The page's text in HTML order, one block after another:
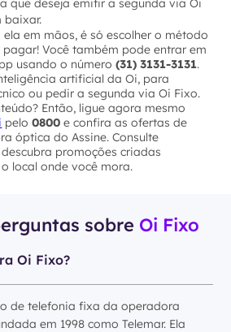
que deseja emitir a segunda via Oi
baixar.
em mãos, é só escolher o método
Você também pode entrar em
usando o número(31) 3131-3131.
artificial da Oi, para
ou pedir a segunda via Oi Fixo.
Então, ligue agora mesmo
pelo0800 e confira as ofertas de
óptica do Assine. Consulte
promoções criadas
local onde você mora.
sobre Oi Fixo
Oi Fixo?
de telefonia fixa da operadora
em 1998 como Telemar. Ela